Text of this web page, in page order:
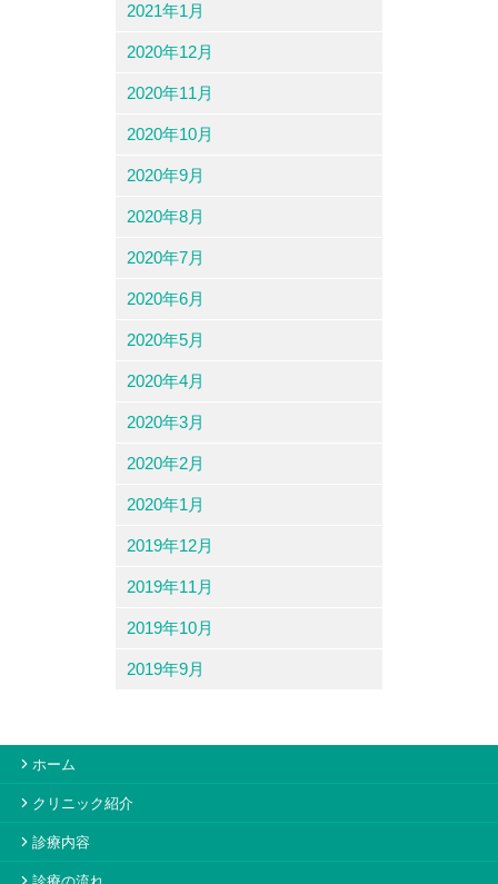
2021年1月
2020年12月
2020年11月
2020年10月
2020年9月
2020年8月
2020年7月
2020年6月
2020年5月
2020年4月
2020年3月
2020年2月
2020年1月
2019年12月
2019年11月
2019年10月
2019年9月
ホーム
クリニック紹介
診療内容